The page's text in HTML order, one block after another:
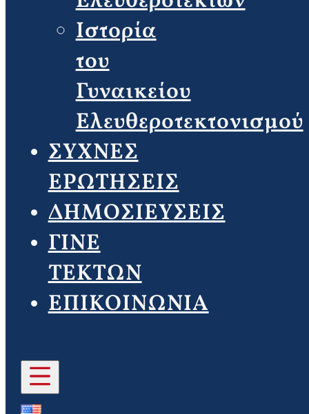
Ιστορία
του
Γυναικείου
Ελευθεροτεκτονισμού
ΣΥΧΝΕΣ
ΕΡΩΤΗΣΕΙΣ
ΔΗΜΟΣΙΕΥΣΕΙΣ
ΓΙΝΕ
ΤΕΚΤΩΝ
ΕΠΙΚΟΙΝΩΝΙΑ